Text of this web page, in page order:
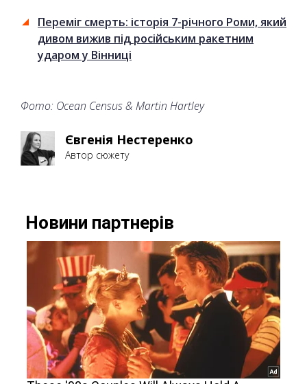
Переміг смерть: історія 7-річного Роми, який
дивом вижив під російським ракетним
ударом у Вінниці
Фото: Ocean Census & Martin Hartley
Євгенія Нестеренко
Автор сюжету